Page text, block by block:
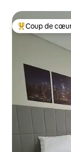
Coups de cœur
Coup de